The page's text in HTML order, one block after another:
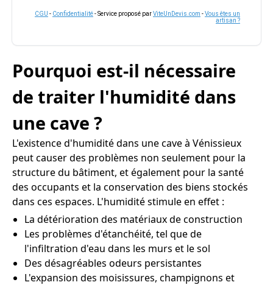
CGU - Confidentialité- Service proposé parViteUnDevis.com -Vous êtes un
artisan ?
Pourquoi est-il nécessaire
de traiter l'humidité dans
une cave ?
L'existence d'humidité dans une cave à Vénissieux
peut causer des problèmes non seulement pour la
structure du bâtiment, et également pour la santé
des occupants et la conservation des biens stockés
dans ces espaces. L'humidité stimule en effet :
La détérioration des matériaux de construction
Les problèmes d'étanchéité, tel que de
l'infiltration d'eau dans les murs et le sol
Des désagréables odeurs persistantes
L'expansion des moisissures, champignons et